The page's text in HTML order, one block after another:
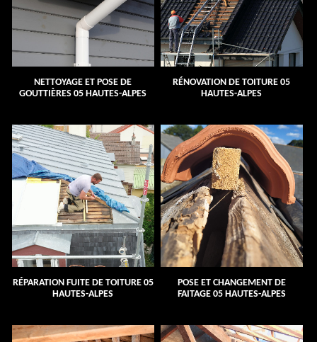
NETTOYAGE ET POSE DE
GOUTTIÈRES 05 HAUTES-ALPES
RÉNOVATION DE TOITURE 05
HAUTES-ALPES
RÉPARATION FUITE DE TOITURE 05
HAUTES-ALPES
POSE ET CHANGEMENT DE
FAITAGE 05 HAUTES-ALPES